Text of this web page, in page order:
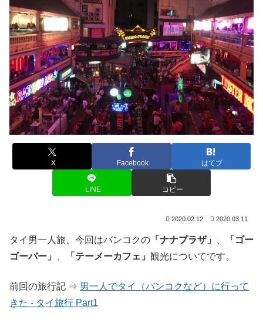
X Facebook はてブ
LINE コピー
2020.02.12 2020.03.11
タイ男一人旅、今回はバンコクの 「ナナプラザ」
「ゴー
ゴーバー」
「テーメーカフェ」 観光についてです。
前回の旅行記 ⇒ 男一人でタイ（バンコクなど）に行って
きた ‐ タイ旅行 Part1